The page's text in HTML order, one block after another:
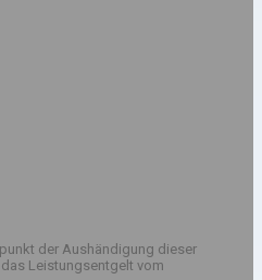
der Aushändigung dieser
Leistungsentgelt vom